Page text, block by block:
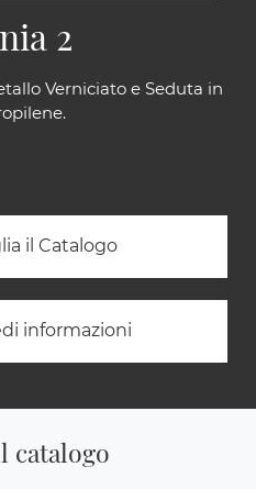
Verniciato e Seduta in
il Catalogo
informazioni
2
catalogo